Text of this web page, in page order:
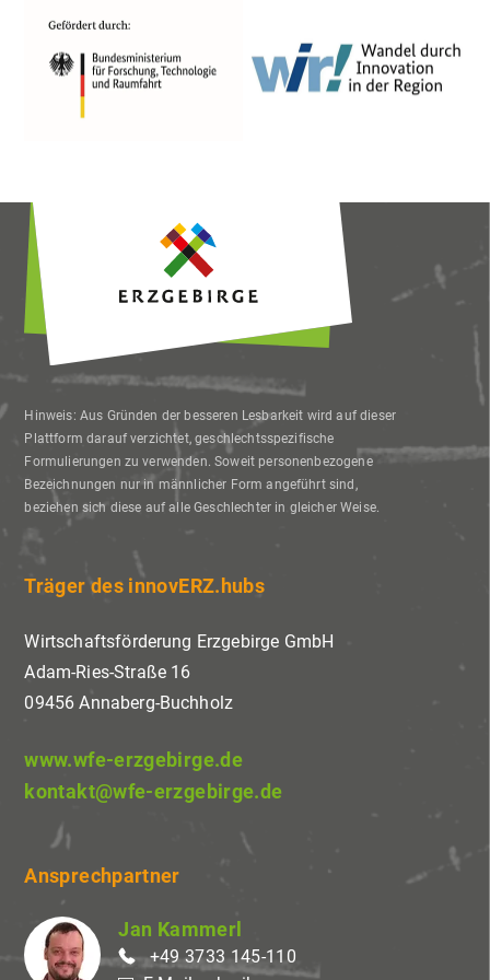
Hinweis: Aus Gründen der besseren Lesbarkeit wird auf dieser
Plattform darauf verzichtet, geschlechtsspezifische
Formulierungen zu verwenden. Soweit personenbezogene
Bezeichnungen nur in männlicher Form angeführt sind,
beziehen sich diese auf alle Geschlechter in gleicher Weise.
Träger des innovERZ.hubs
Wirtschaftsförderung Erzgebirge GmbH
Adam-Ries-Straße 16
09456 Annaberg-Buchholz
www.wfe-erzgebirge.de
kontakt@wfe-erzgebirge.de
Ansprechpartner
Jan Kammerl
+49 3733 145-110
damit einverstanden und kann meine
Einwilligung jederzeit mit Wirkung für die
Zukunft widerrufen oder ändern.